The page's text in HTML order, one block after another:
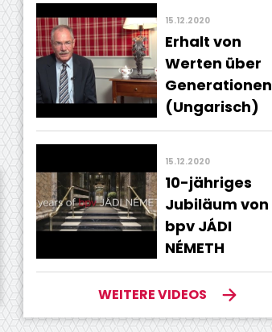
15.12.2020
Erhalt von
Werten über
Generationen
(Ungarisch)
15.12.2020
10-jähriges
Jubiläum von
bpv JÁDI
NÉMETH
WEITERE VIDEOS